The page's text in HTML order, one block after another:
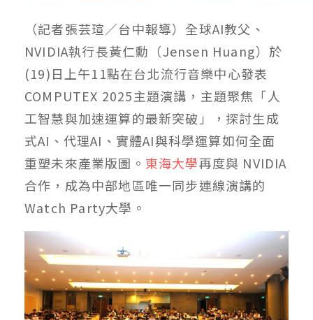
（記者張芸瑄／台中報導）全球AI教父、
NVIDIA執行長黃仁勳（Jensen Huang）於
(19)日上午11點在台北流行音樂中心發表
COMPUTEX 2025主題演講，主題聚焦「人
工智慧與加速運算的最新突破」，探討生成
式AI、代理AI、實體AI與科學運算如何全面
重塑未來產業版圖。 東海大學再度與 NVIDIA
合作，成為中部地區唯一同步連線演講的
Watch Party大學。